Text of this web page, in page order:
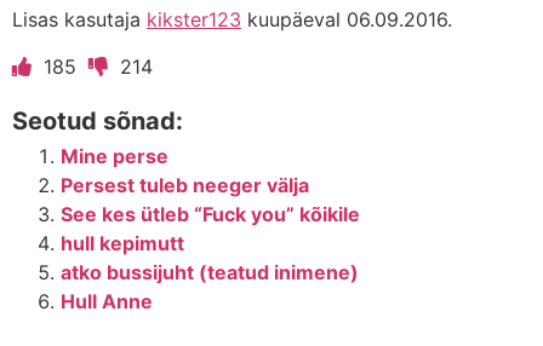
Lisas kasutaja kikster123 kuupäeval 06.09.2016.
185
214
Seotud sõnad:
Mine perse
Persest tuleb neeger välja
See kes ütleb “Fuck you” kõikile
hull kepimutt
atko bussijuht (teatud inimene)
Hull Anne